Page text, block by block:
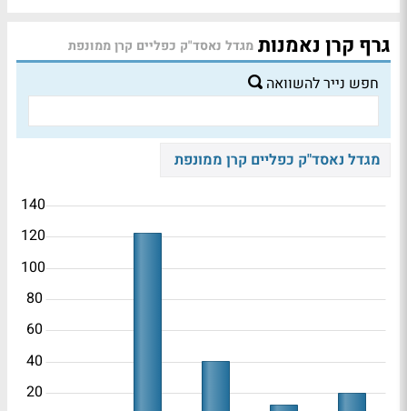
גרף קרן נאמנות מגדל נאסד"ק כפליים קרן ממונפת
חפש נייר להשוואה
מגדל נאסד"ק כפליים קרן ממונפת
20
40
60
80
100
120
140